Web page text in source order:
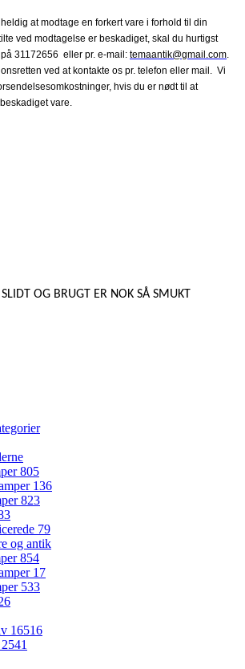
at modtage en forkert vare i forhold til din
ved modtagelse er beskadiget, skal du hurtigst
31172656 eller pr. e-mail: temaantik@gmail.com
ved at kontakte os pr. telefon eller mail.
Vi
hvis du er nødt til at
vare.
ER NOK SÅ SMUKT
805
136
823
79
og antik
854
17
533
16516
2541